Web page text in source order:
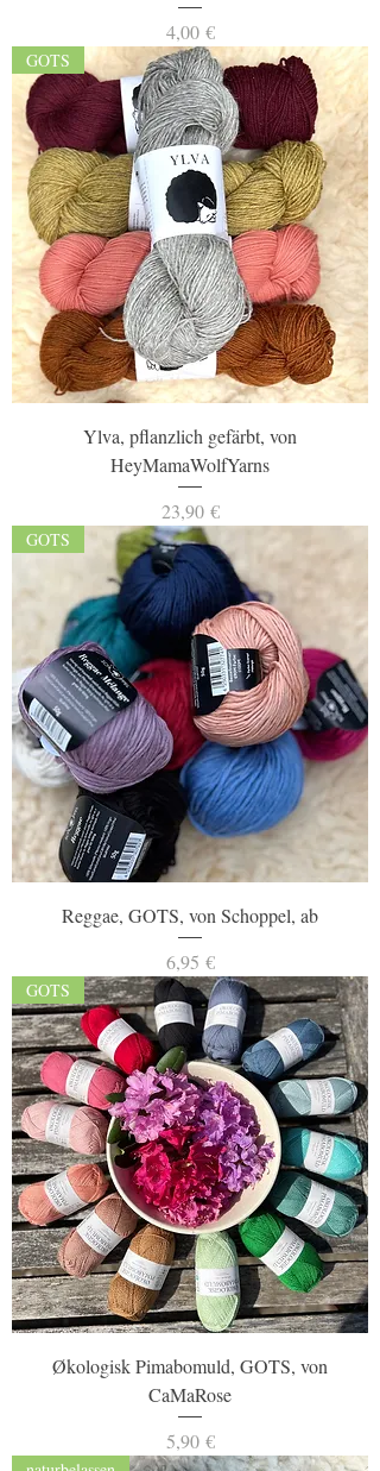
Preis
4,00 €
GOTS
Ylva, pflanzlich gefärbt, von
HeyMamaWolfYarns
Preis
23,90 €
GOTS
Reggae, GOTS, von Schoppel, ab
Preis
6,95 €
GOTS
Økologisk Pimabomuld, GOTS, von
CaMaRose
Preis
5,90 €